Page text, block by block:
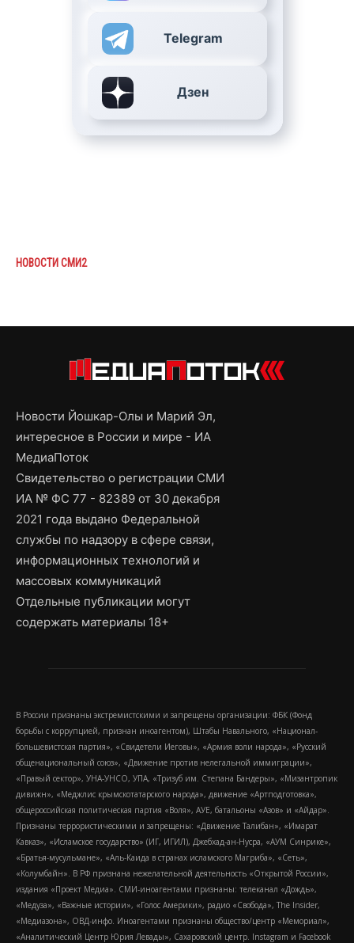
Telegram
Дзен
НОВОСТИ СМИ2
Новости Йошкар-Олы и Марий Эл,
интересное в России и мире - ИА
МедиаПоток
Свидетельство о регистрации СМИ
ИА № ФС 77 - 82389 от 30 декабря
2021 года выдано Федеральной
службы по надзору в сфере связи,
информационных технологий и
массовых коммуникаций
Отдельные публикации могут
содержать материалы 18+
В России признаны экстремистскими и запрещены организации: ФБК (Фонд
борьбы с коррупцией, признан иноагентом), Штабы Навального, «Национал-
большевистская партия», «Свидетели Иеговы», «Армия воли народа», «Русский
общенациональный союз», «Движение против нелегальной иммиграции»,
«Правый сектор», УНА-УНСО, УПА, «Тризуб им. Степана Бандеры», «Мизантропик
дивижн», «Меджлис крымскотатарского народа», движение «Артподготовка»,
общероссийская политическая партия «Воля», АУЕ, батальоны «Азов» и «Айдар».
Признаны террористическими и запрещены: «Движение Талибан», «Имарат
Кавказ», «Исламское государство» (ИГ, ИГИЛ), Джебхад-ан-Нусра, «АУМ Синрике»,
«Братья-мусульмане», «Аль-Каида в странах исламского Магриба», «Сеть»,
«Колумбайн». В РФ признана нежелательной деятельность «Открытой России»,
издания «Проект Медиа». СМИ-иноагентами признаны: телеканал «Дождь»,
«Медуза», «Важные истории», «Голос Америки», радио «Свобода», The Insider,
«Медиазона», ОВД-инфо. Иноагентами признаны общество/центр «Мемориал»,
«Аналитический Центр Юрия Левады», Сахаровский центр. Instagram и Facebook